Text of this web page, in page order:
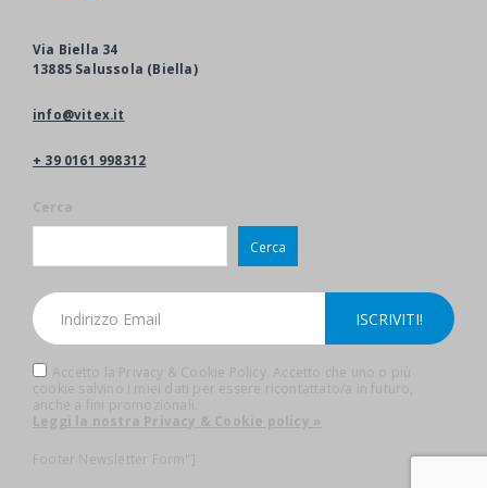
Via Biella 34
13885 Salussola (Biella)
info@vitex.it
+ 39 0161 998312
Cerca
Cerca
Accetto la Privacy & Cookie Policy. Accetto che uno o più
cookie salvino i miei dati per essere ricontattato/a in futuro,
anche a fini promozionali.
Leggi la nostra Privacy & Cookie policy »
Footer Newsletter Form"]